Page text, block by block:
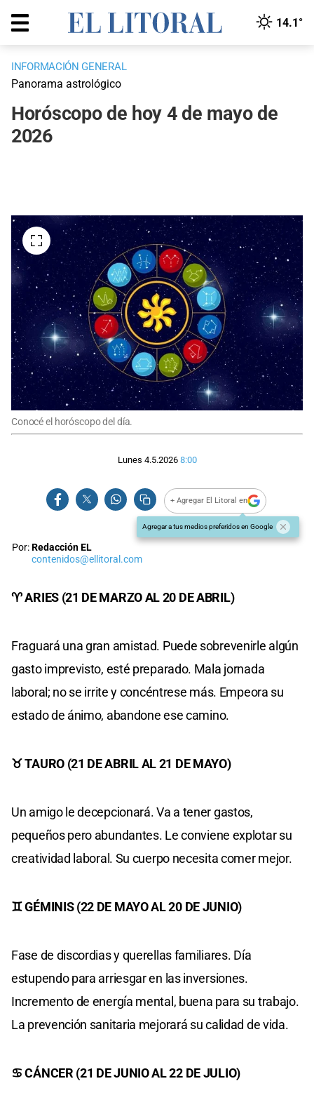
14.1°
INFORMACIÓN GENERAL
Panorama astrológico
Horóscopo de hoy 4 de mayo de
2026
Conocé el horóscopo del día.
Lunes 4.5.2026 8:00
+ Agregar El Litoral en
Agregar a tus medios preferidos en Google
Por:Redacción EL
contenidos@ellitoral.com
♈ ARIES (21 DE MARZO AL 20 DE ABRIL)
Fraguará una gran amistad. Puede sobrevenirle algún
gasto imprevisto, esté preparado. Mala jornada
laboral; no se irrite y concéntrese más. Empeora su
estado de ánimo, abandone ese camino.
♉ TAURO (21 DE ABRIL AL 21 DE MAYO)
Un amigo le decepcionará. Va a tener gastos,
pequeños pero abundantes. Le conviene explotar su
creatividad laboral. Su cuerpo necesita comer mejor.
♊ GÉMINIS (22 DE MAYO AL 20 DE JUNIO)
Fase de discordias y querellas familiares. Día
estupendo para arriesgar en las inversiones.
Incremento de energía mental, buena para su trabajo.
La prevención sanitaria mejorará su calidad de vida.
♋ CÁNCER (21 DE JUNIO AL 22 DE JULIO)